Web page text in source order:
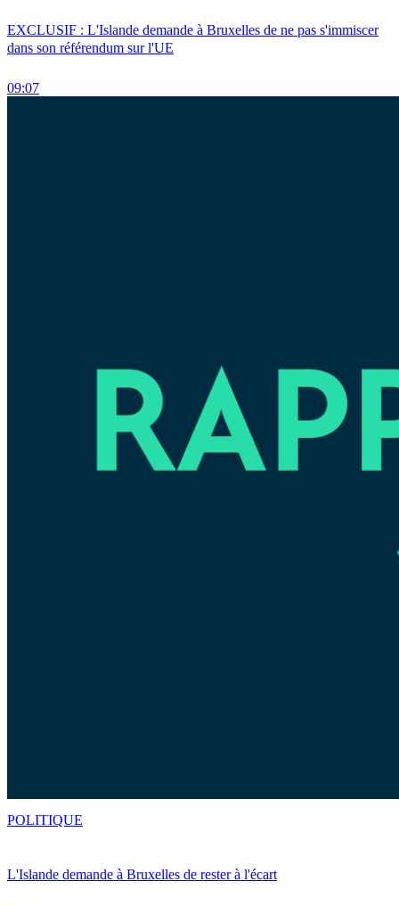
EXCLUSIF : L'Islande demande à Bruxelles de ne pas s'immiscer
dans son référendum sur l'UE
09:07
L'Islande demande à Bruxelles de rester à l'écart
POLITIQUE